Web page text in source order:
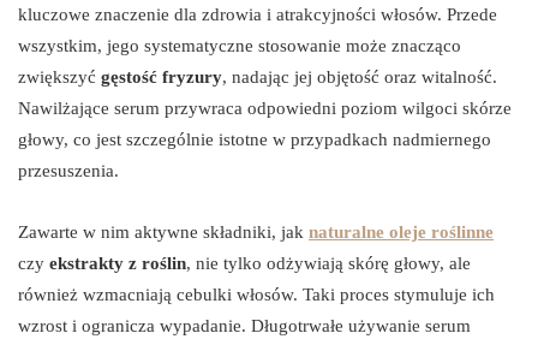
kluczowe znaczenie dla zdrowia i atrakcyjności włosów. Przede
wszystkim, jego systematyczne stosowanie może znacząco
zwiększyć gęstość fryzury, nadając jej objętość oraz witalność.
Nawilżające serum przywraca odpowiedni poziom wilgoci skórze
głowy, co jest szczególnie istotne w przypadkach nadmiernego
przesuszenia.
Zawarte w nim aktywne składniki, jak naturalne oleje roślinne
czy ekstrakty z roślin, nie tylko odżywiają skórę głowy, ale
również wzmacniają cebulki włosów. Taki proces stymuluje ich
wzrost i ogranicza wypadanie. Długotrwałe używanie serum